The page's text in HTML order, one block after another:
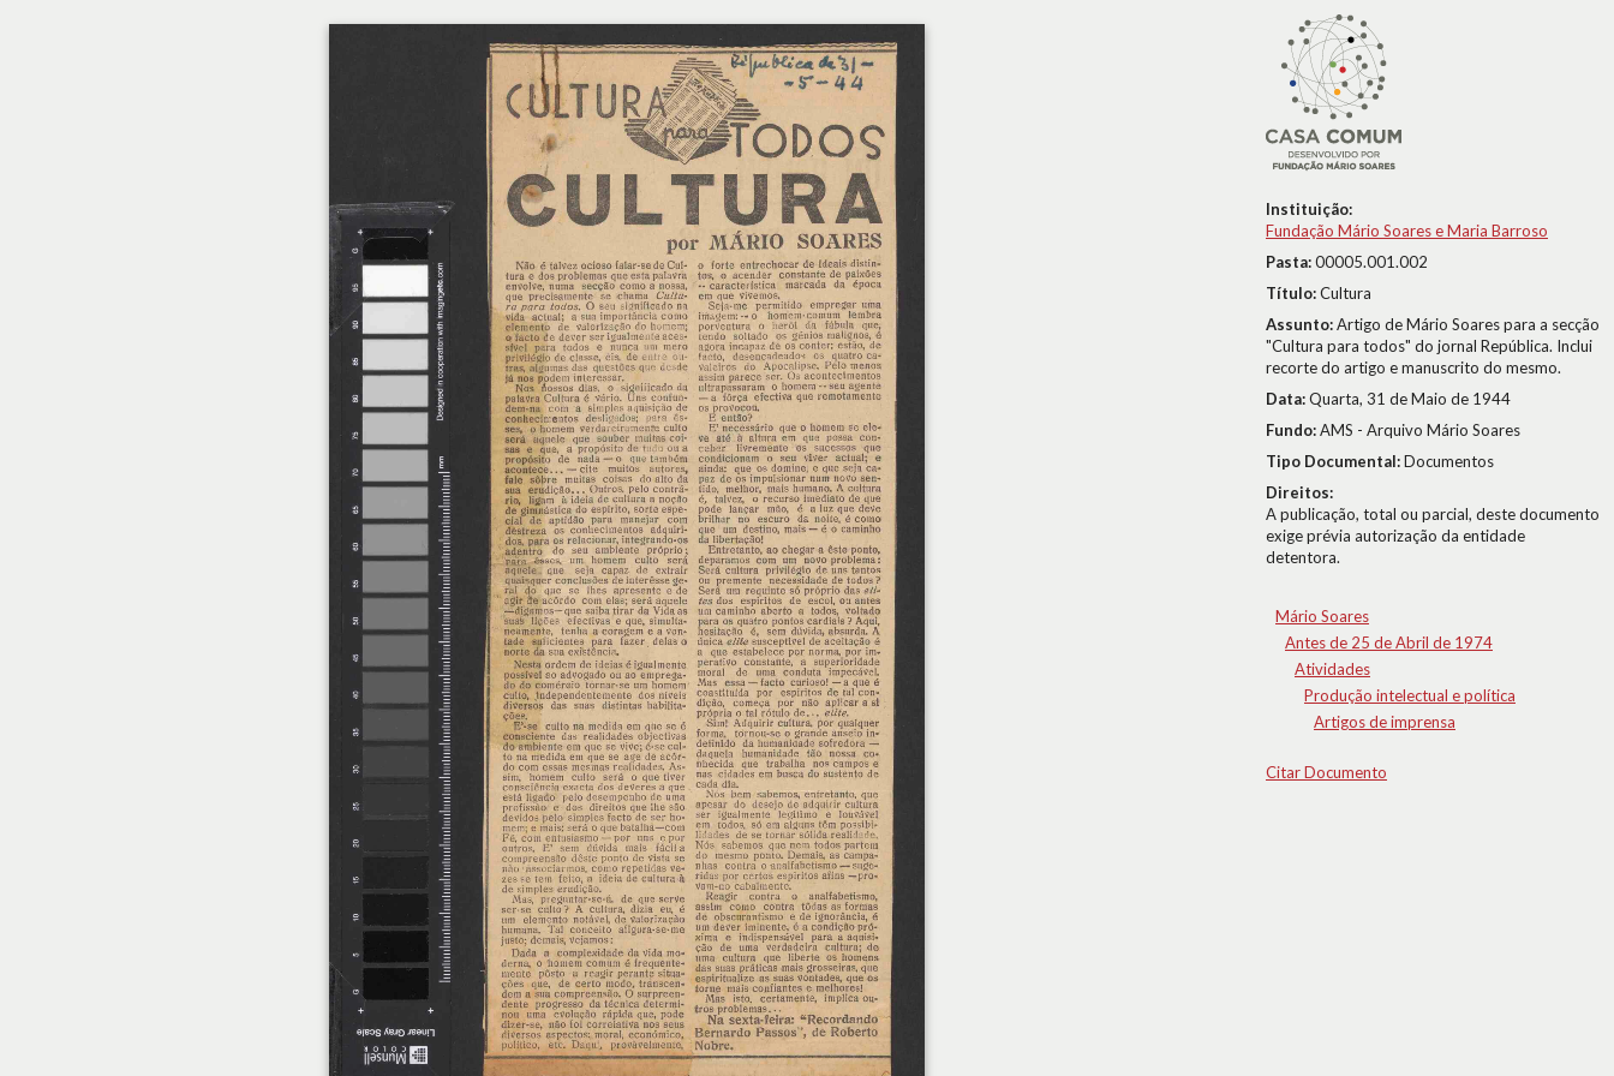
Instituição:
Fundação Mário Soares e Maria Barroso
Pasta:00005.001.002
Título:Cultura
Assunto:Artigo de Mário Soares para a secção
"Cultura para todos" do jornal República. Inclui
recorte do artigo e manuscrito do mesmo.
Data:Quarta, 31 de Maio de 1944
Fundo:AMS - Arquivo Mário Soares
Tipo Documental:Documentos
Direitos:
A publicação, total ou parcial, deste documento
exige prévia autorização da entidade
detentora.
Mário Soares
Antes de 25 de Abril de 1974
Atividades
Produção intelectual e política
Artigos de imprensa
Citar Documento